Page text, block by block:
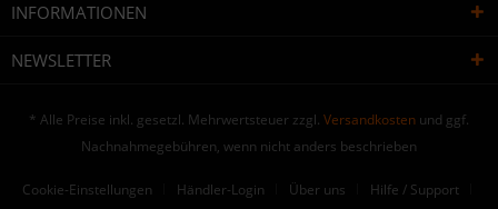
INFORMATIONEN
NEWSLETTER
* Alle Preise inkl. gesetzl. Mehrwertsteuer zzgl. Versandkosten und ggf.
Nachnahmegebühren, wenn nicht anders beschrieben
Cookie-Einstellungen Händler-Login Über uns Hilfe / Support